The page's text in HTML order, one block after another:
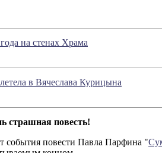
на стенах Храма
в Вячеслава Курицына
страшная повесть!
события повести Павла Парфина "